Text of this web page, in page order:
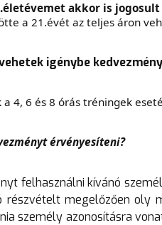
akkor is
a 21.évét az teljes áron
igénybe
a 4, 6 és 8 órás tréningek
érvényesíteni?
felhasználni kívánó
részvételt megelőzően oly
személy azonosításra